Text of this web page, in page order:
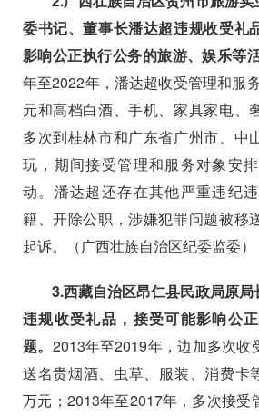
委书记、董事长潘达超违规收受礼
影响公正执行公务的旅游、娱乐等
年至2022年，潘达超收受管理和服
元和高档白酒、手机、家具家电、
多次到桂林市和广东省广州市、中
玩，期间接受管理和服务对象安
动。潘达超还存在其他严重违纪
籍、开除公职，涉嫌犯罪问题被移
起诉。（广西壮族自治区纪委监委）
3.西藏自治区昂仁县民政局原
违规收受礼品，接受可能影响公
题。 2013年至2019年，边加多次收
送名贵烟酒、虫草、服装、消费卡
万元； 2013年至2017年，多次接受